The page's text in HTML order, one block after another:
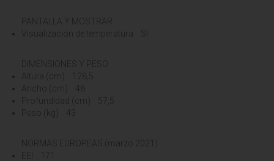
PANTALLA Y MOSTRAR
Visualización de temperatura Sí
DIMENSIONES Y PESO
Altura (cm) 128,5
Ancho (cm) 48
Profundidad (cm) 57,5
Peso (kg) 43
NORMAS EUROPEAS (marzo 2021)
EEI 171